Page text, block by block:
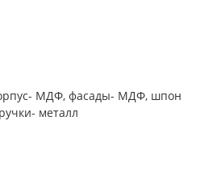
МДФ, фасады- МДФ, шпон
металл